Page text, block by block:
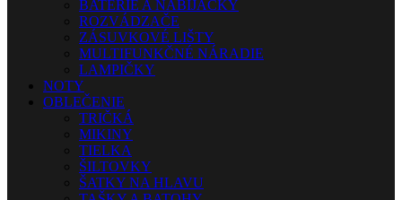
BATÉRIE A NABÍJAČKY
ROZVÁDZAČE
ZÁSUVKOVÉ LIŠTY
MULTIFUNKČNÉ NÁRADIE
LAMPIČKY
NOTY
OBLEČENIE
TRIČKÁ
MIKINY
TIELKA
ŠILTOVKY
ŠATKY NA HLAVU